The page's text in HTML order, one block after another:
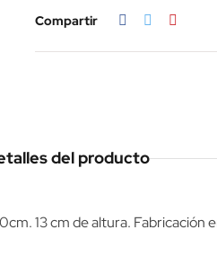
Compartir
del producto
13 cm de altura. Fabricación